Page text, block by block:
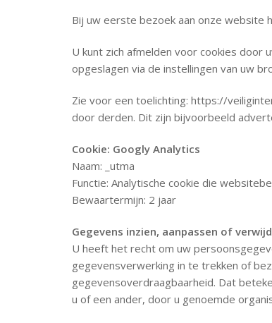
Bij uw eerste bezoek aan onze website
U kunt zich afmelden voor cookies
opgeslagen via de instellingen van uw
Zie voor een toelichting: https://
door derden. Dit zijn bijvoorbeeld
Cookie: Googly Analytics
Naam: _utma
Functie: Analytische cookie die
Bewaartermijn: 2 jaar
Gegevens inzien, aanpassen of
U heeft het recht om uw
gegevensverwerking in te trekken of
gegevensoverdraagbaarheid. Dat
u of een ander, door u genoemde